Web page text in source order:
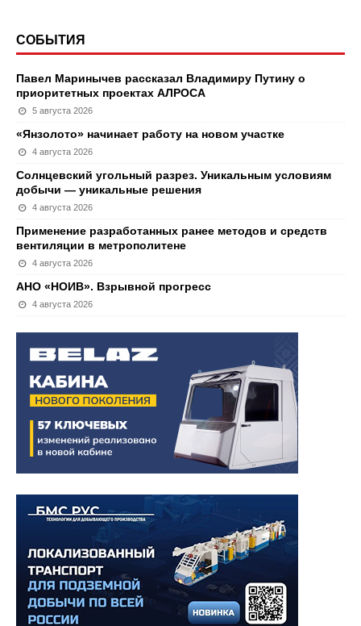
СОБЫТИЯ
Павел Маринычев рассказал Владимиру Путину о
приоритетных проектах АЛРОСА
5 августа 2026
«Янзолото» начинает работу на новом участке
4 августа 2026
Солнцевский угольный разрез. Уникальным условиям
добычи — уникальные решения
4 августа 2026
Применение разработанных ранее методов и средств
вентиляции в метрополитене
4 августа 2026
АНО «НОИВ». Взрывной прогресс
4 августа 2026